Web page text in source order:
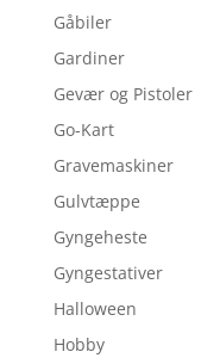
Gåbiler
Gardiner
Gevær og Pistoler
Go-Kart
Gravemaskiner
Gulvtæppe
Gyngeheste
Gyngestativer
Halloween
Hobby